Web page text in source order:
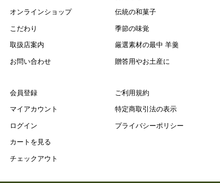
オンラインショップ
こだわり
取扱店案内
お問い合わせ
伝統の和菓子
季節の味覚
厳選素材の最中 羊羹
贈答用やお土産に
会員登録
マイアカウント
ログイン
カートを見る
チェックアウト
ご利用規約
特定商取引法の表示
プライバシーポリシー